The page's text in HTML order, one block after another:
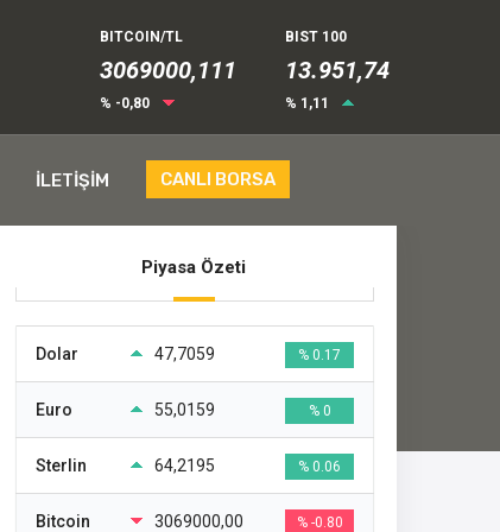
BITCOIN/TL
3069000,111
% -0,80
BIST 100
13.951,74
% 1,11
İLETİŞİM CANLI BORSA
Piyasa Özeti
Dolar 47,7059 % 0.17
Euro 55,0159 % 0
Sterlin 64,2195 % 0.06
Bitcoin 3069000,00 % -0.80